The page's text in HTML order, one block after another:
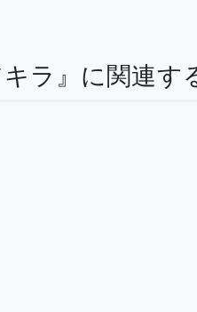
キラ』に関連す